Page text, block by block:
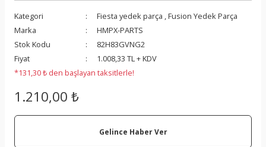
Kategori Fiesta yedek parça ,Fusion Yedek Parça
Marka
HMPX-PARTS
Stok Kodu
82H83GVNG2
Fiyat
1.008,33 TL + KDV
*131,30 ₺ den başlayan taksitlerle!
1.210,00 ₺
Gelince Haber Ver